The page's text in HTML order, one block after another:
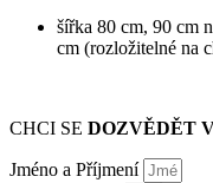
šířka 80 cm, 90 cm
cm (rozložitelné na
CHCI SE DOZVĚDĚT
Jméno a Příjmení